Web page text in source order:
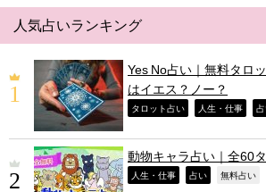
人気占いランキング
Yes No占い｜無料タロ
はイエス？ノー？
タロット占い 人生・仕事
動物キャラ占い｜全60
人生・仕事 占い 無料占い